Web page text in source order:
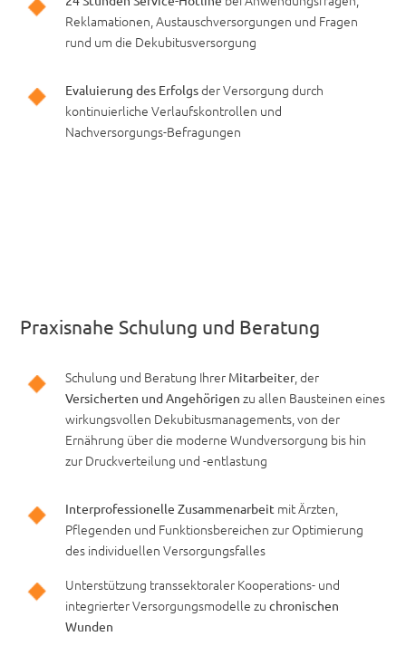
Reklamationen, Austauschversorgungen und Fragen
rund um die Dekubitusversorgung
Evaluierung des Erfolgsder Versorgung durch
kontinuierliche Verlaufskontrollen und
Nachversorgungs-Befragungen
Praxisnahe Schulung und Beratung
Schulung und Beratung Ihrer Mitarbeiter, der
Versicherten und Angehörigen zu allen Bausteinen eines
wirkungsvollen Dekubitusmanagements, von der
Ernährung über die moderne Wundversorgung bis hin
zur Druckverteilung und -entlastung
Interprofessionelle Zusammenarbeit mit Ärzten,
Pflegenden und Funktionsbereichen zur Optimierung
des individuellen Versorgungsfalles
Unterstützung transsektoraler Kooperations- und
integrierter Versorgungsmodelle zuchronischen
Wunden